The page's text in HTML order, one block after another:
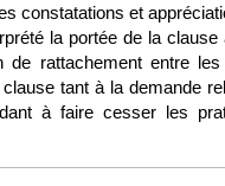
constatations et
la portée de la clause
de rattachement entre
tant à la demande
à faire cesser les